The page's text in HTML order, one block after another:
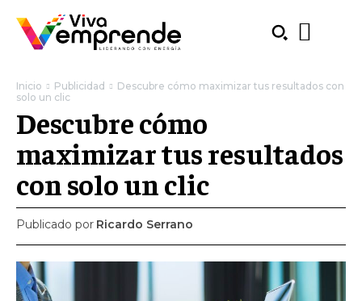
Inicio Publicidad
Descubre cómo maximizar tus resultados con
solo un clic
Descubre cómo
maximizar tus resultados
con solo un clic
Publicado por Ricardo Serrano